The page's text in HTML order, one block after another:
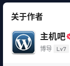
关于作者
主机吧
博导 Lv7